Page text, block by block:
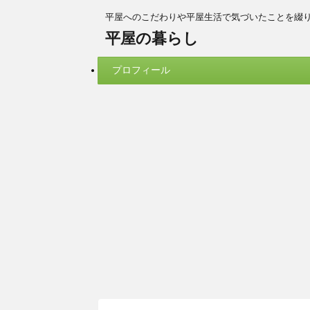
平屋へのこだわりや平屋生活で気づいたことを綴
平屋の暮らし
プロフィール